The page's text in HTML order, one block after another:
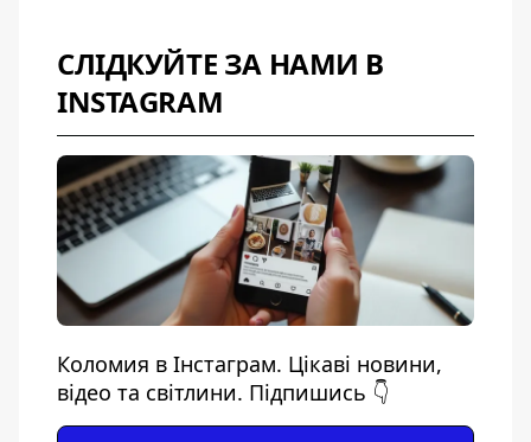
СЛІДКУЙТЕ ЗА НАМИ В
INSTAGRAM
Коломия в Інстаграм. Цікаві новини,
відео та світлини. Підпишись 👇